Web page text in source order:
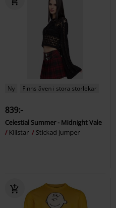
Ny Finns även i stora storlekar
839:-
Celestial Summer - Midnight Vale
Killstar
Stickad jumper